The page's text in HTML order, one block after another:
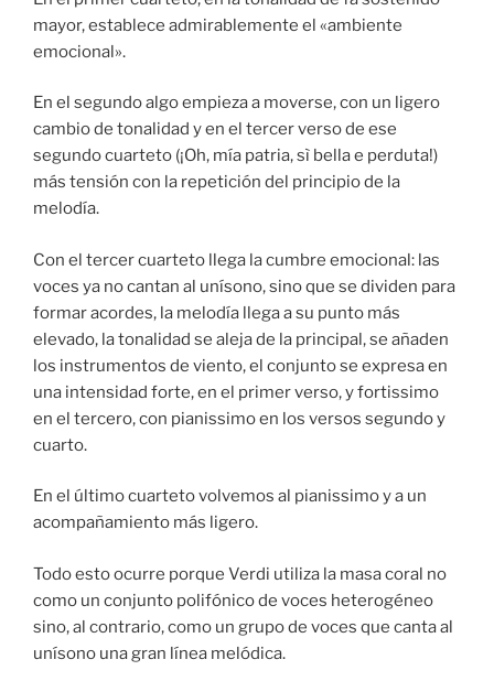
mayor, establece admirablemente el «ambiente
emocional».
En el segundo algo empieza a moverse, con un ligero
cambio de tonalidad y en el tercer verso de ese
segundo cuarteto (¡Oh, mía patria, sì bella e perduta!)
más tensión con la repetición del principio de la
melodía.
Con el tercer cuarteto llega la cumbre emocional: las
voces ya no cantan al unísono, sino que se dividen para
formar acordes, la melodía llega a su punto más
elevado, la tonalidad se aleja de la principal, se añaden
los instrumentos de viento, el conjunto se expresa en
una intensidad forte, en el primer verso, y fortissimo
en el tercero, con pianissimo en los versos segundo y
cuarto.
En el último cuarteto volvemos al pianissimo y a un
acompañamiento más ligero.
Todo esto ocurre porque Verdi utiliza la masa coral no
como un conjunto polifónico de voces heterogéneo
sino, al contrario, como un grupo de voces que canta al
unísono una gran línea melódica.